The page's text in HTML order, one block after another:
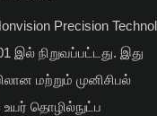
Precision
இல் நிறுவப்பட்டது. இது
மற்றும் முனிசிபல்
தொழில்நுட்ப